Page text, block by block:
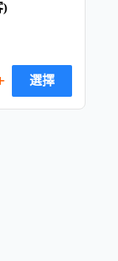
)
選擇